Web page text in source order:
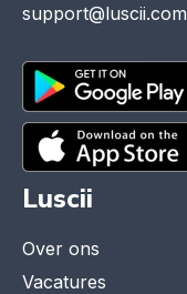
support@luscii.com
Luscii
Over ons
Vacatures